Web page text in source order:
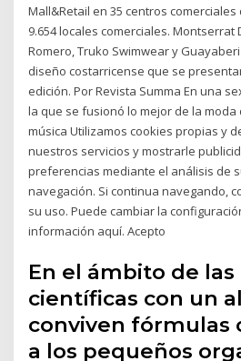
Mall&Retail en 35 centros
9.654 locales comerciales. Montserrat
Romero, Truko Swimwear y
diseño costarricense que se
edición. Por Revista Summa En una
la que se fusionó lo mejor de la
música Utilizamos cookies propias y
nuestros servicios y mostrarle
preferencias mediante el análisis de
navegación. Si continua navegando,
su uso. Puede cambiar la
información aquí. Acepto
En el ámbito de las
científicas con un
conviven fórmulas
a los pequeños